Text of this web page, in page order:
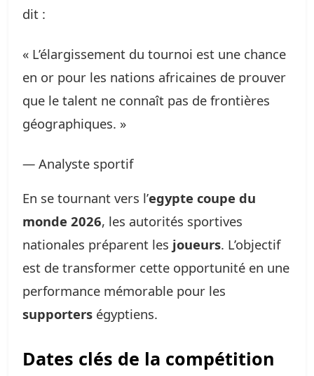
dit :
« L’élargissement du tournoi est une chance
en or pour les nations africaines de prouver
que le talent ne connaît pas de frontières
géographiques. »
— Analyste sportif
En se tournant vers l’egypte coupe du
monde 2026, les autorités sportives
nationales préparent les joueurs. L’objectif
est de transformer cette opportunité en une
performance mémorable pour les
supporters égyptiens.
Dates clés de la compétition